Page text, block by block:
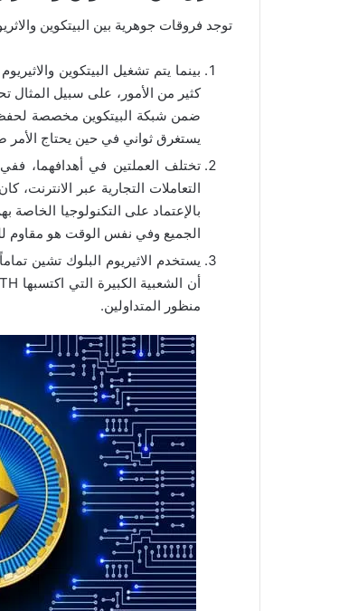
توجد فروقات جوهرية بين البيتكوين
بينما يتم تشغيل البيتكوين
كثير من الأمور، على سبيل المثال
يستغرق ثواني في حين يحتاج
تختلف العملتين في أهدافهما،
التعاملات التجارية عبر
بالإعتماد على التكنولوجيا
الجميع وفي نفس الوقت هو مقاوم
منظور المتداولين.